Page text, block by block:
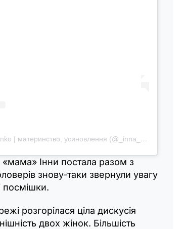
Публикация от Inna Miroshnychenko | материнство, усиновлення (@_inna_mi_)
Інни постала разом з
знову-таки звернули увагу
посмішки.
розгорілася ціла дискусія
двох жінок. Більшість